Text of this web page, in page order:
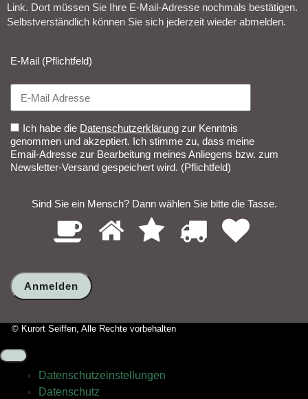
Link. Dort müssen Sie Ihre E-Mail-Adresse nochmals bestätigen.
Selbstverständlich können Sie sich jederzeit wieder abmelden.​
E-Mail (Pflichtfeld)
Ich habe die Datenschutzerklärung zur Kenntnis
genommen und akzeptiert. Ich stimme zu, dass meine
Email-Adresse zur Bearbeitung meines Anliegens bzw. zum
Newsletter-Versand gespeichert wird. (Pflichtfeld)
Sind Sie ein Mensch? Dann wählen Sie bitte die Tasse.
Sie
ein
Dann
wählen
Sie
die
2 3 4
© Kurort Seiffen, Alle Rechte vorbehalten
Datenschutz­einstellungen
Datenschutz